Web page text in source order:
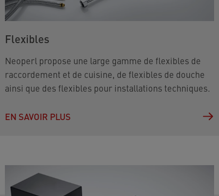
Flexibles
Neoperl propose une large gamme de flexibles de
raccordement et de cuisine, de flexibles de douche
ainsi que des flexibles pour installations techniques.
EN SAVOIR PLUS